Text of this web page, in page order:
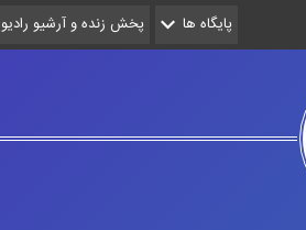
پایگاه ها پخش زنده و آرشیو رادیو